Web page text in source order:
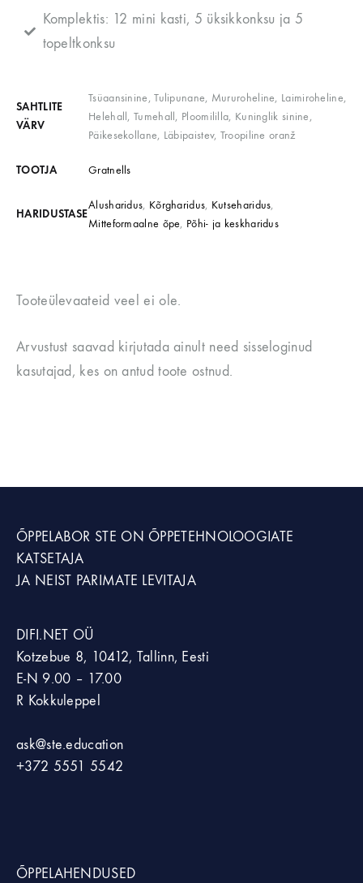
Komplektis: 12 mini kasti, 5 üksikkonksu ja 5
topeltkonksu
SAHTLITE
VÄRV
Tsüaansinine, Tulipunane, Mururoheline, Laimiroheline,
Helehall, Tumehall, Ploomililla, Kuninglik sinine,
Päikesekollane, Läbipaistev, Troopiline oranž
TOOTJA Gratnells
HARIDUSTASE
Alusharidus, Kõrgharidus, Kutseharidus,
Mitteformaalne õpe, Põhi- ja keskharidus
Tooteülevaateid veel ei ole.
Arvustust saavad kirjutada ainult need sisseloginud
kasutajad, kes on antud toote ostnud.
ÕPPELABOR STE ON ÕPPETEHNOLOOGIATE
KATSETAJA
JA NEIST PARIMATE LEVITAJA
DIFI.NET OÜ
Kotzebue 8, 10412, Tallinn, Eesti
E-N 9.00 – 17.00
R Kokkuleppel
ask@ste.education
+372 5551 5542
ÕPPELAHENDUSED